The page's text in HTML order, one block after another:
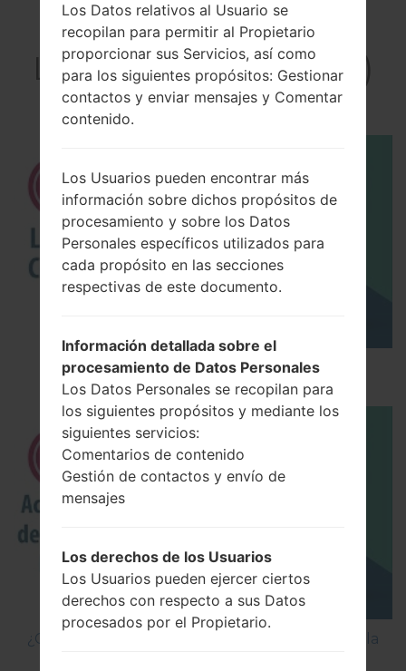
El vídeo
LGH990N(LGH990N)
akaLG V20 Dual
Los 5 principales Códigos Secretos para LG!
¿Cómo Activar las Opciones de Desarrollador y la
Los Datos relativos al Usuario se
recopilan para permitir al Propietario
proporcionar sus Servicios, así como
para los siguientes propósitos: Gestionar
contactos y enviar mensajes y Comentar
contenido.
Los Usuarios pueden encontrar más
información sobre dichos propósitos de
procesamiento y sobre los Datos
Personales específicos utilizados para
cada propósito en las secciones
respectivas de este documento.
Información detallada sobre el
procesamiento de Datos Personales
Los Datos Personales se recopilan para
los siguientes propósitos y mediante los
siguientes servicios:
Comentarios de contenido
Gestión de contactos y envío de
mensajes
Los derechos de los Usuarios
Los Usuarios pueden ejercer ciertos
derechos con respecto a sus Datos
procesados por el Propietario.